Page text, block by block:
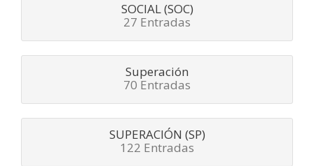
SOCIAL (SOC)
27 Entradas
Superación
70 Entradas
SUPERACIÓN (SP)
122 Entradas